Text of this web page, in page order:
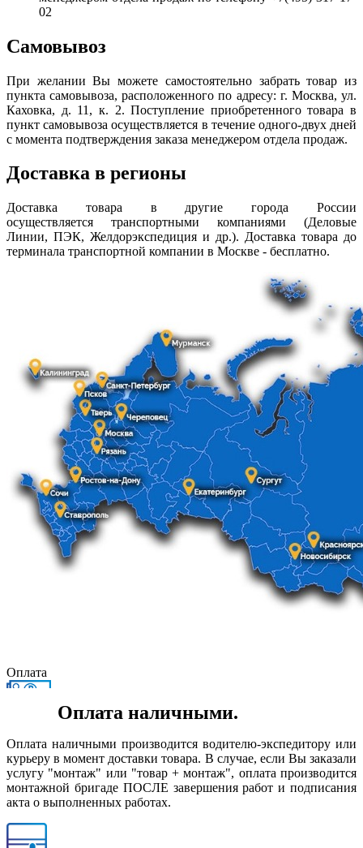
02
Самовывоз
При желании Вы можете самостоятельно забрать товар из
пункта самовывоза, расположенного по адресу: г. Москва, ул.
Каховка, д. 11, к. 2. Поступление приобретенного товара в
пункт самовывоза осуществляется в течение одного-двух дней
с момента подтверждения заказа менеджером отдела продаж.
Доставка в регионы
Доставка товара в другие города России
осуществляется транспортными компаниями (Деловые
Линии, ПЭК, Желдорэкспедиция и др.). Доставка товара до
терминала транспортной компании в Москве - бесплатно.
Оплата
Оплата наличными.
Оплата наличными производится водителю-экспедитору или
курьеру в момент доставки товара. В случае, если Вы заказали
услугу "монтаж" или "товар + монтаж", оплата производится
монтажной бригаде ПОСЛЕ завершения работ и подписания
акта о выполненных работах.